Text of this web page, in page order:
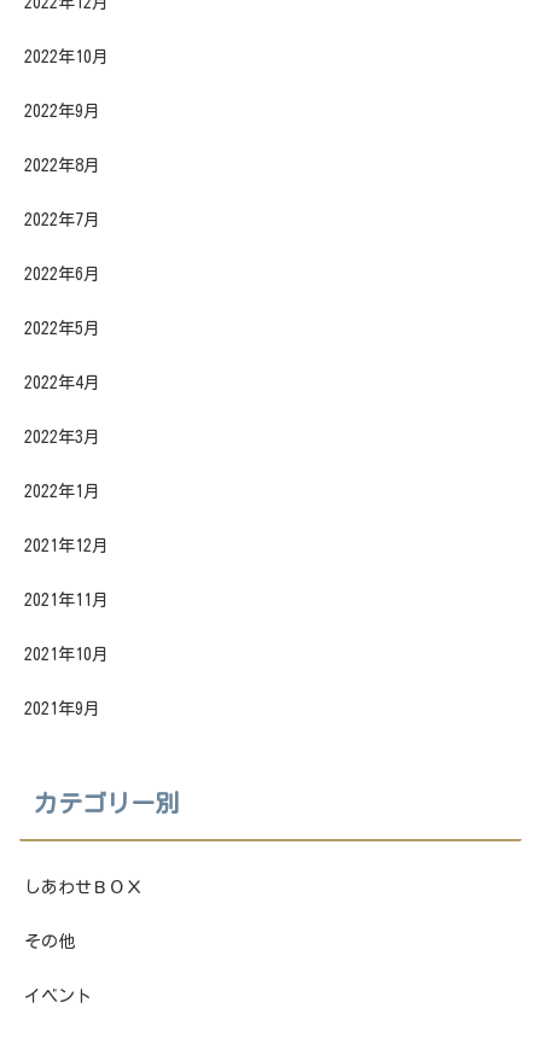
2022年10月
2022年9月
2022年8月
2022年7月
2022年6月
2022年5月
2022年4月
2022年3月
2022年1月
2021年12月
2021年11月
2021年10月
2021年9月
カテゴリー別
しあわせＢＯＸ
その他
イベント